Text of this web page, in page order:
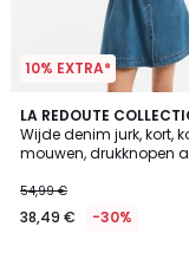
10% EXTRA*
LA REDOUTE
Wijde denim jurk, kort,
mouwen, drukknopen
54,99 €
38,49 € -30%
5
/
5